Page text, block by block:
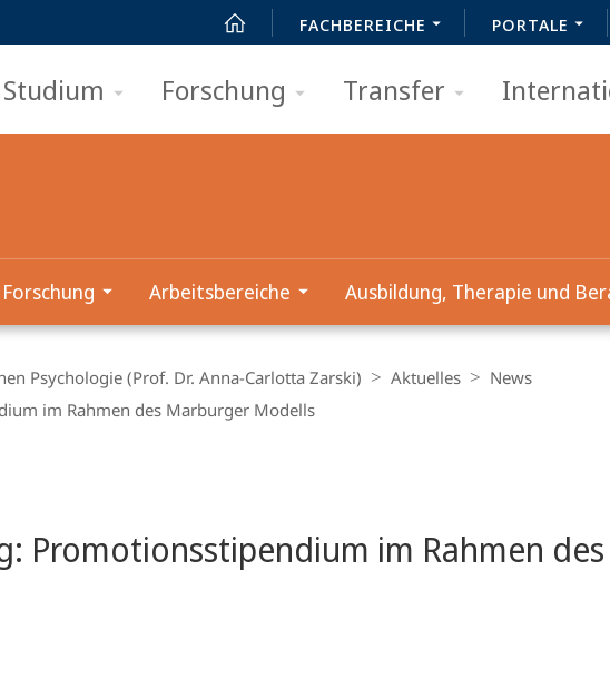
FACHBEREICHE PORTALE
Studium Forschung Transfer
Forschung Arbeitsbereiche Ausbildung, Therapie und
Psychologie (Prof. Dr. Anna-Carlotta Zarski) Aktuelles
News
im Rahmen des Marburger Modells
Promotionsstipendium im Rahmen